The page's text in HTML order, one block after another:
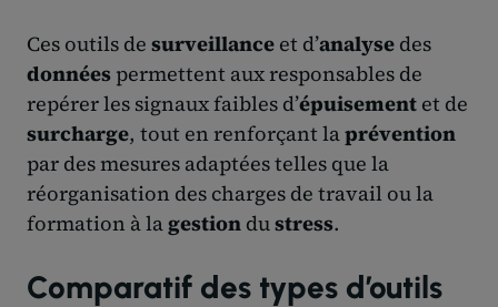
Ces outils de surveillance et d’analyse des
données permettent aux responsables de
repérer les signaux faibles d’épuisement et de
surcharge, tout en renforçant laprévention
par des mesures adaptées telles que la
réorganisation des charges de travail ou la
formation à lagestion dustress.
Comparatif des types d’outils